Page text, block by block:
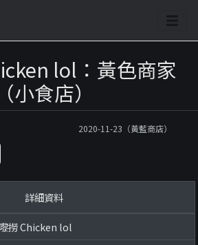
lol：黃色商家
（小食店）
2020-11-23（黃藍商店）
詳細資料
撈 Chicken lol